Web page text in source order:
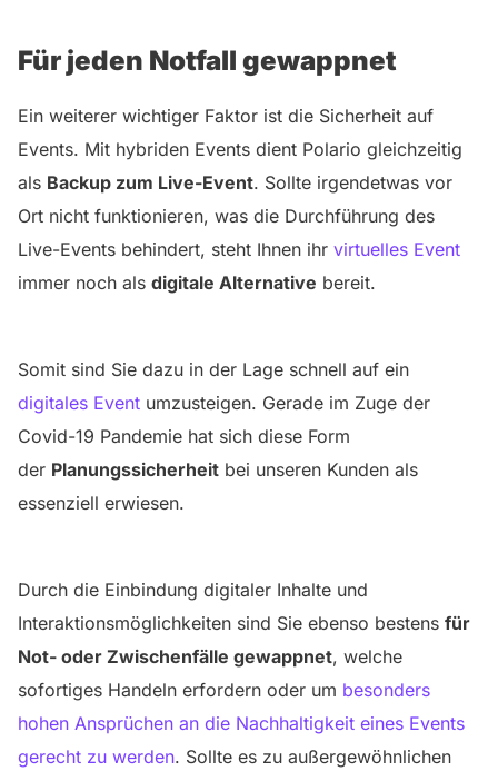
Für jeden Notfall gewappnet
Ein weiterer wichtiger Faktor ist die Sicherheit auf
Events. Mit hybriden Events dient Polario gleichzeitig
als Backup zum Live-Event. Sollte irgendetwas vor
Ort nicht funktionieren, was die Durchführung des
Live-Events behindert, steht Ihnen ihr virtuelles Event
immer noch als digitale Alternative bereit.
Somit sind Sie dazu in der Lage schnell auf ein
digitales Event umzusteigen. Gerade im Zuge der
Covid-19 Pandemie hat sich diese Form
der Planungssicherheit bei unseren Kunden als
essenziell erwiesen.
Durch die Einbindung digitaler Inhalte und
Interaktionsmöglichkeiten sind Sie ebenso bestens für
Not- oder Zwischenfälle gewappnet, welche
sofortiges Handeln erfordern oder um besonders
hohen Ansprüchen an die Nachhaltigkeit eines Events
gerecht zu werden. Sollte es zu außergewöhnlichen